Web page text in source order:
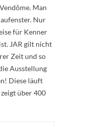
Man
Nur
für Kenner
JAR gilt nicht
Zeit und so
Ausstellung
Diese läuft
über 400